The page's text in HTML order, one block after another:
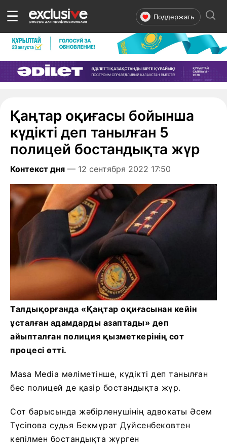
☰ Поддержать
Қаңтар оқиғасы бойынша
күдікті деп танылған 5
полицей бостандықта жүр
Контекст дня — 12 сентября 2022 17:50
Талдықорғанда «Қаңтар оқиғасынан кейін
ұсталған адамдарды азаптады» деп
айыпталған полиция қызметкерінің сот
процесі өтті.
Masa Media мәліметінше, күдікті деп танылған
бес полицей де қазір бостандықта жүр.
Сот барысында жәбірленушінің адвокаты Әсем
Түсіпова судья Бекмұрат Дүйсенбековтен
кепілмен бостандықта жүрген